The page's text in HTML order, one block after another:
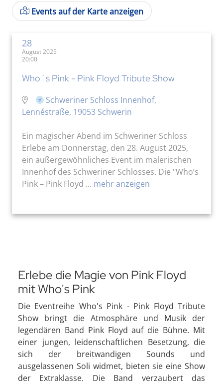
Events auf der Karte anzeigen
28
August 2025
20:00
Who´s Pink - Pink Floyd Tribute Show
Schweriner Schloss Innenhof,
Lennéstraße, 19053 Schwerin
Ein magischer Abend im Schweriner Schloss
Erlebe am Donnerstag, den 28. August 2025,
ein außergewöhnliches Event im malerischen
Innenhof des Schweriner Schlosses. Die "Who’s
Pink – Pink Floyd ... mehr anzeigen
Erlebe die Magie von Pink Floyd
mit Who's Pink
Die Eventreihe Who's Pink - Pink Floyd Tribute
Show bringt die Atmosphäre und Musik der
legendären Band Pink Floyd auf die Bühne. Mit
einer jungen, leidenschaftlichen Besetzung, die
sich der breitwandigen Sounds und
ausgelassenen Soli widmet, bieten sie eine Show
der Extraklasse. Die Band verzaubert das